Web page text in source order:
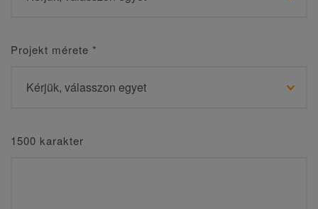
Projekt mérete *
1500 karakter